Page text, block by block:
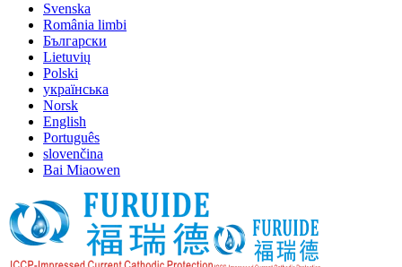
Svenska
România limbi
Български
Lietuvių
Polski
українська
Norsk
English
Português
slovenčina
Bai Miaowen